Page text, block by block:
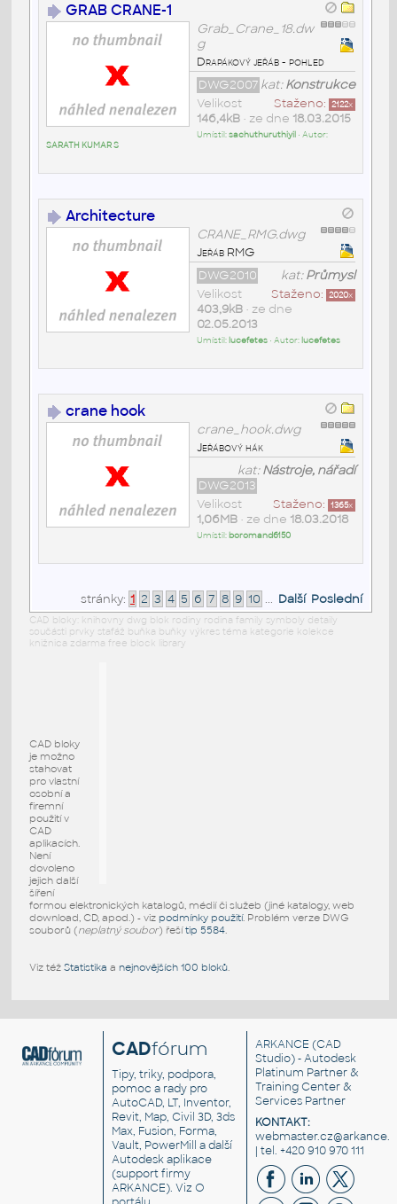
GRAB CRANE-1
Grab_Crane_18.dw
g
Drapákový jeřáb - pohled
kat:Konstrukce
DWG2007
Staženo: 2122x
Velikost
146,4kB• ze dne 18.03.2015
Umístil:sachuthuruthiyil • Autor:
SARATH KUMAR S
Architecture
CRANE_RMG.dwg
Jeřáb RMG
kat:Průmysl
DWG2010
Staženo: 2020x
Velikost
403,9kB• ze dne
02.05.2013
Umístil: lucefetes• Autor: lucefetes
crane hook
crane_hook.dwg
Jeřábový hák
kat:Nástroje, nářadí
DWG2013
Staženo: 1365x
Velikost
1,06MB• ze dne 18.03.2018
Umístil: boromand6150
stránky: 1 2 3 4 5 6 7 8 9 10 ... Další Poslední
CAD bloky: knihovny dwg blok rodiny rodina family symboly detaily
součásti prvky stafáž buňka buňky výkres téma kategorie kolekce
knižnica zdarma free block library
CAD bloky
je možno
stahovat
pro vlastní
osobní a
firemní
použití v
CAD
aplikacích.
Není
dovoleno
jejich další
šíření
formou elektronických katalogů, médií či služeb (jiné katalogy, web
download, CD, apod.) - viz podmínky použití. Problém verze DWG
souborů (neplatný soubor) řešítip 5584.
Viz též Statistika a nejnovějších 100 bloků.
CADfórum
Tipy, triky, podpora,
pomoc a rady pro
AutoCAD, LT, Inventor,
Revit, Map, Civil 3D, 3ds
Max, Fusion, Forma,
Vault, PowerMill a další
Autodesk aplikace
(support firmy
ARKANCE). VizO
ARKANCE (CAD
Studio) - Autodesk
Platinum Partner &
Training Center &
Services Partner
KONTAKT:
| tel. +420 910 970 111